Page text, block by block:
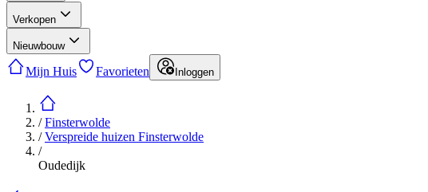
Verkopen
Nieuwbouw
Mijn Huis Favorieten Inloggen
/Finsterwolde
/Verspreide huizen Finsterwolde
/
Oudedijk